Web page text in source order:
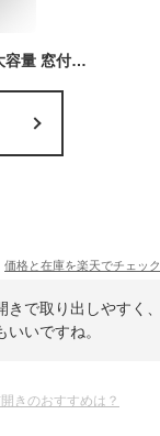
収納ボックス 2個セット フタ付き 布 折りたたみ 大容量 窓付き 蓋付き 前開き 積み重ね 衣類 収納袋 ケース 収納 ボックス 不織布 服収納袋
価格と在庫を楽天でチェック
で取り出しやすく、
いですね。
きのおすすめは？